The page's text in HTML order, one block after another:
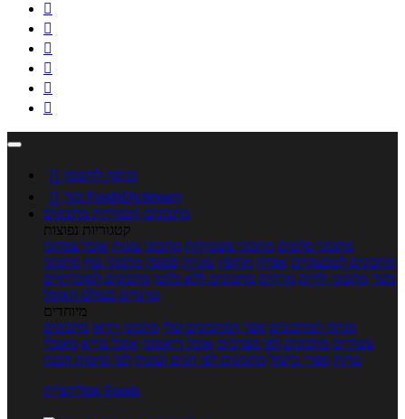






 כניסה לחשבון

מנוי FoodsDictionary
מתכונים קטגוריות מתכונים
קטגוריות נפוצות
מתכוני סלטים מתכוני פשטידות מתכוני עוגות אוכל צמחוני
מתכונים לטבעוניים אפייה מוקפץ עוגיות פסטה מתכוני עוף מתכוני
בשר מתכוני ילדים מרקים מתכונים ללא גלוטן מתכונים לסוכרתיים
טרנדים בעולם האוכל
מיוחדים
מנתח המתכונים ספר המתכונים שלי מתכוני וידאו מתכונים
עשירים מתכונים לפי מצרכים אוכל דיאטטי אוכל בריא מאכלי
עדות ספרי בישול מתכונים לפי חגים ועונות לפי שיטות הכנה
אפליקציית Foods